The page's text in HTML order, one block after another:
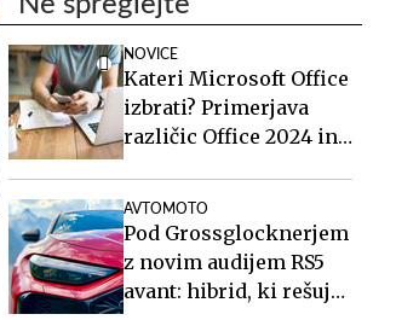
NOVICE
Kateri Microsoft Office
izbrati? Primerjava
različic Office 2024 in
AVTOMOTO
Pod Grossglocknerjem
z novim audijem RS5
avant: hibrid, ki rešuje